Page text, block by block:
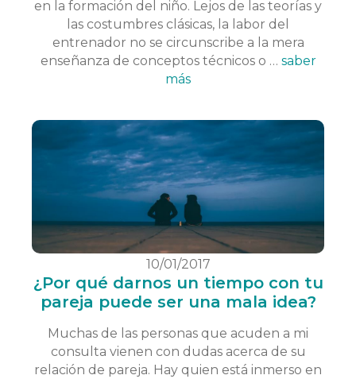
en la formación del niño. Lejos de las teorías y
las costumbres clásicas, la labor del
entrenador no se circunscribe a la mera
enseñanza de conceptos técnicos o … saber
más
10/01/2017
¿Por qué darnos un tiempo con tu
pareja puede ser una mala idea?
Muchas de las personas que acuden a mi
consulta vienen con dudas acerca de su
relación de pareja. Hay quien está inmerso en